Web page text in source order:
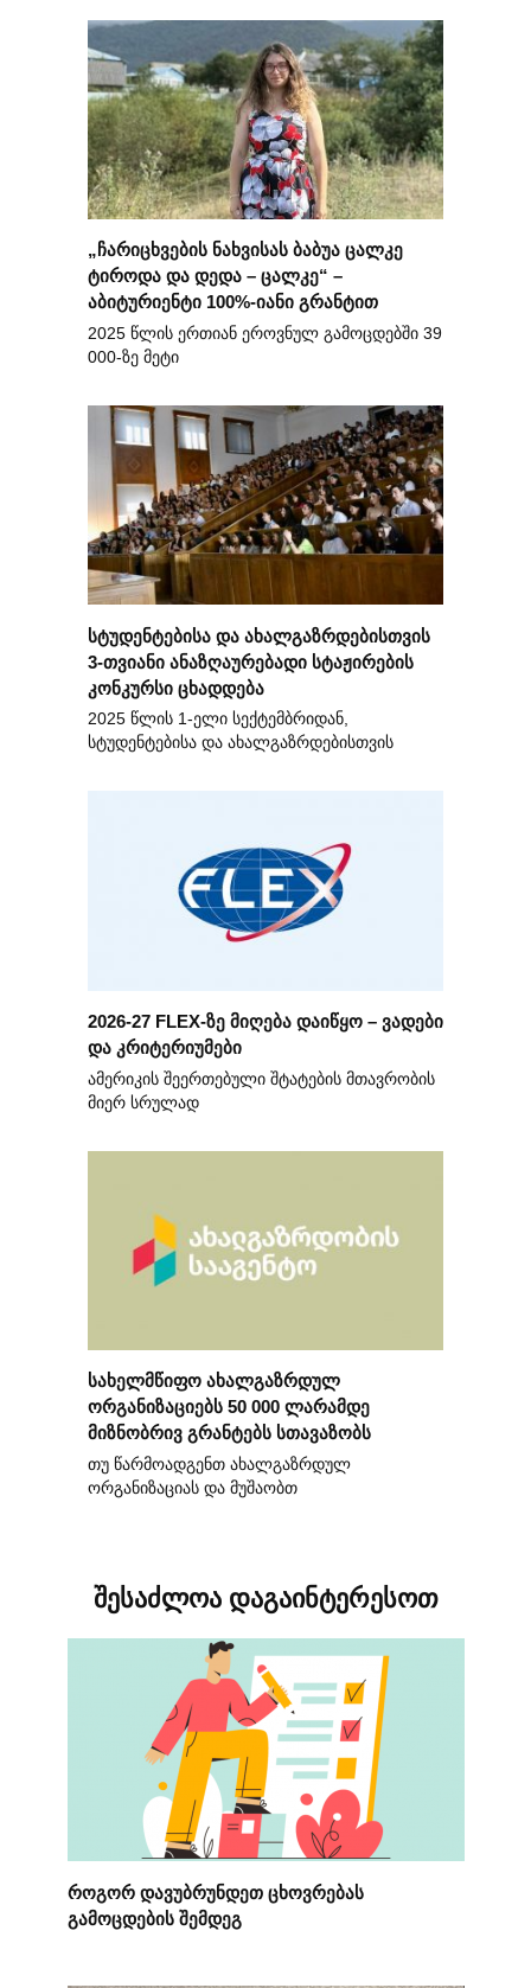
„ჩარიცხვების ნახვისას ბაბუა ცალკე
ტიროდა და დედა – ცალკე“ –
აბიტურიენტი 100%-იანი გრანტით
2025 წლის ერთიან ეროვნულ გამოცდებში 39
000-ზე მეტი
სტუდენტებისა და ახალგაზრდებისთვის
3-თვიანი ანაზღაურებადი სტაჟირების
კონკურსი ცხადდება
2025 წლის 1-ელი სექტემბრიდან,
სტუდენტებისა და ახალგაზრდებისთვის
2026-27 FLEX-ზე მიღება დაიწყო – ვადები
და კრიტერიუმები
ამერიკის შეერთებული შტატების მთავრობის
მიერ სრულად
სახელმწიფო ახალგაზრდულ
ორგანიზაციებს 50 000 ლარამდე
მიზნობრივ გრანტებს სთავაზობს
თუ წარმოადგენთ ახალგაზრდულ
ორგანიზაციას და მუშაობთ
შესაძლოა დაგაინტერესოთ
როგორ დავუბრუნდეთ ცხოვრებას
გამოცდების შემდეგ